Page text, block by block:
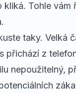
kliká. Tohle vám
taky. Velká
přichází z
nepoužitelný,